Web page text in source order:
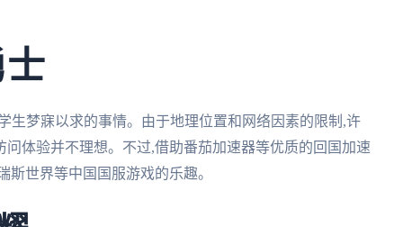
生梦寐以求的事情。由于地理位置和网络因素的限制,许
体验并不理想。不过,借助番茄加速器等优质的回国加速
世界等中国国服游戏的乐趣。